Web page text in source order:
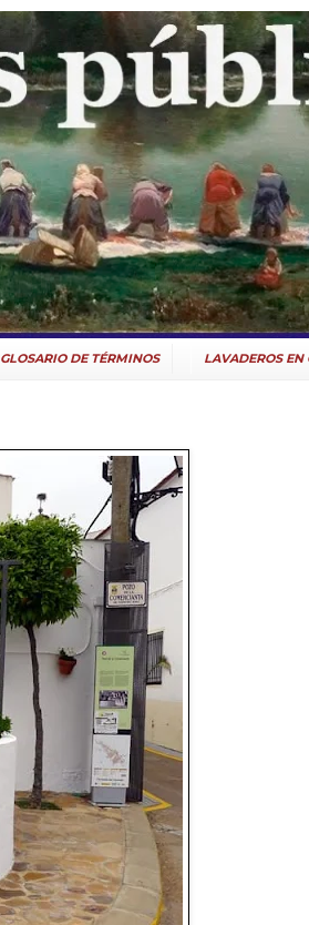
GLOSARIO DE TÉRMINOS LAVADEROS EN